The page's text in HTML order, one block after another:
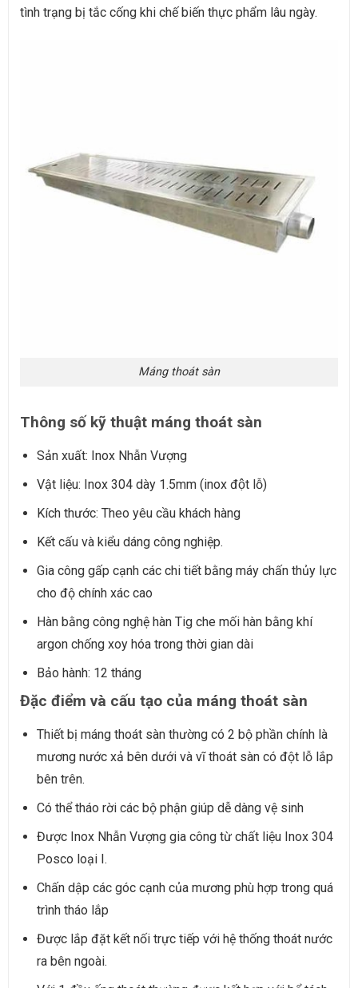
tình trạng bị tắc cống khi chế biến thực phẩm lâu ngày.
Máng thoát sàn
Thông số kỹ thuật máng thoát sàn
Sản xuất: Inox Nhẫn Vượng
Vật liệu: Inox 304 dày 1.5mm (inox đột lỗ)
Kích thước: Theo yêu cầu khách hàng
Kết cấu và kiểu dáng công nghiệp.
Gia công gấp cạnh các chi tiết bằng máy chấn thủy lực
cho độ chính xác cao
Hàn bằng công nghệ hàn Tig che mối hàn bằng khí
argon chống xoy hóa trong thời gian dài
Bảo hành: 12 tháng
Đặc điểm và cấu tạo của máng thoát sàn
Thiết bị máng thoát sàn thường có 2 bộ phần chính là
mương nước xả bên dưới và vĩ thoát sàn có đột lỗ lắp
bên trên.
Có thể tháo rời các bộ phận giúp dễ dàng vệ sinh
Được Inox Nhẫn Vượng gia công từ chất liệu Inox 304
Posco loại I.
Chấn dập các góc cạnh của mương phù hợp trong quá
trình tháo lắp
Được lắp đặt kết nối trực tiếp với hệ thống thoát nước
ra bên ngoài.